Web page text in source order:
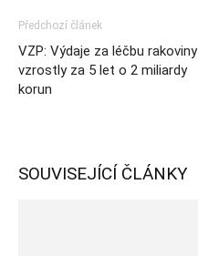
Předchozí článek
VZP: Výdaje za léčbu rakoviny
vzrostly za 5 let o 2 miliardy
korun
SOUVISEJÍCÍ ČLÁNKY